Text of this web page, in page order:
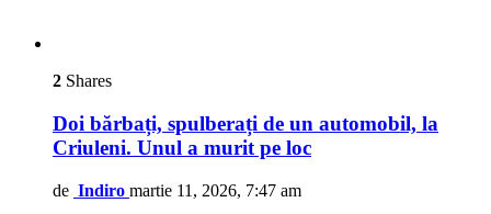
2 Shares
Doi bărbați, spulberați de un automobil, la
Criuleni. Unul a murit pe loc
de Indiro martie 11, 2026, 7:47 am